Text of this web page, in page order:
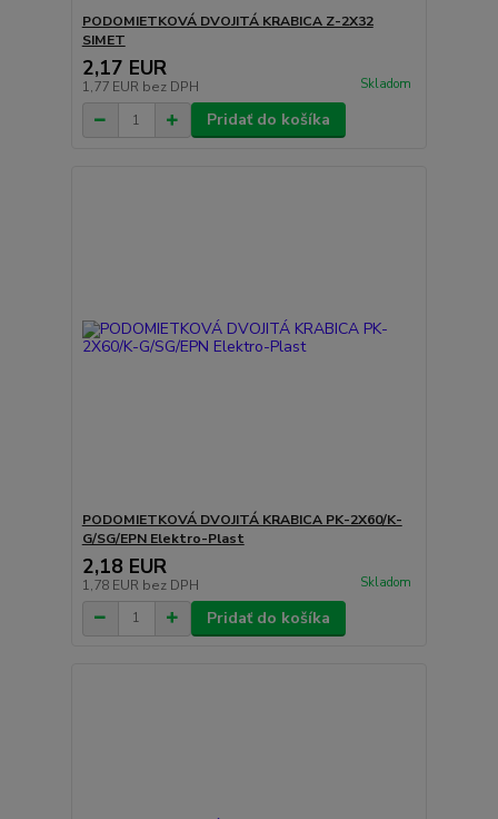
PODOMIETKOVÁ DVOJITÁ KRABICA Z-2X32
SIMET
2,17 EUR
1,77 EUR bez DPH Skladom
Pridať do košíka
PODOMIETKOVÁ DVOJITÁ KRABICA PK-2X60/K-
G/SG/EPN Elektro-Plast
2,18 EUR
1,78 EUR bez DPH Skladom
Pridať do košíka